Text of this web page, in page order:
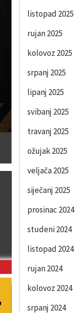
listopad 2025
rujan 2025
kolovoz 2025
srpanj 2025
lipanj 2025
svibanj 2025
travanj 2025
ožujak 2025
veljača 2025
siječanj 2025
prosinac 2024
studeni 2024
listopad 2024
rujan 2024
kolovoz 2024
srpanj 2024